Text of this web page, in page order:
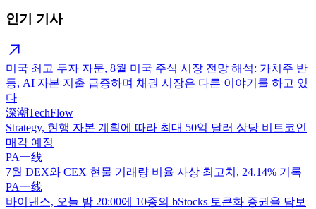
인기 기사
미국 최고 투자 자문, 8월 미국 주식 시장 전망 해석: 가치주 반
등, AI 자본 지출 급증하며 채권 시장은 다른 이야기를 하고 있
다
深潮TechFlow
Strategy, 현행 자본 계획에 따라 최대 50억 달러 상당 비트코인
매각 예정
PA一线
7월 DEX와 CEX 현물 거래량 비율 사상 최고치, 24.14% 기록
PA一线
바이낸스, 오늘 밤 20:00에 10종의 bStocks 토큰화 증권을 담보